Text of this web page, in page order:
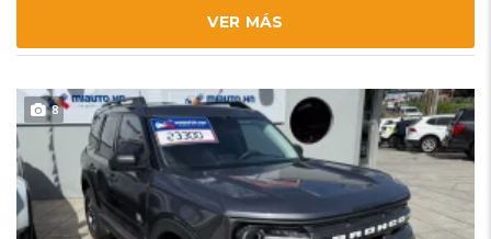
VER MÁS
8